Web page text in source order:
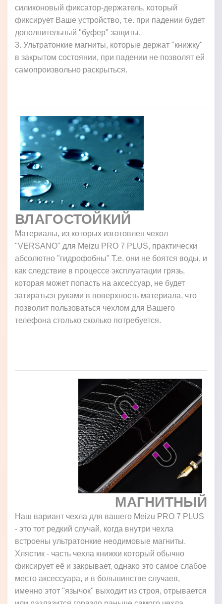
силиконовый фиксатор-держатель, который
фиксирует Ваше устройство, т.е. при падении будет
дополнительный "буфер" защиты.
3. Ультратонкие магниты, которые держат "книжку"
в закрытом состоянии, при падении не позволят ей
самопроизвольно раскрыться.
ВЛАГОСТОЙКИЙ
Материалы, из которых изготовлен чехол
"VERSANO" для Meizu PRO 7 PLUS, практически
абсолютно "гидрофобны" Т.е. они не боятся воды, и
как следствие в процессе эксплуатации грязь,
которая может попасть на аксессуар, не будет
затираться руками в поверхность материала, что
позволит пользоваться чехлом для Вашего
телефона столько сколько потребуется.
МАГНИТНЫЙ
Наш вариант чехла для вашего Meizu PRO 7 PLUS
- это тот редкий случай, когда внутри чехла
встроены ультратонкие неодимовые магниты.
Хлястик - часть чехла книжки который обычно
фиксирует её и закрывает, однако это самое слабое
место аксессуара, и в большинстве случаев,
именно этот "язычок" выходит из строя, отрывается